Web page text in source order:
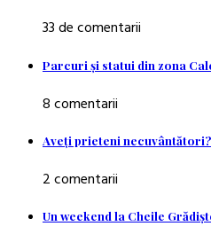
33 de comentarii
Parcuri şi statui din zona
8 comentarii
Aveţi prieteni necuvântători?
2 comentarii
Un weekend la Cheile